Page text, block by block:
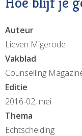
Auteur
Lieven Migerode
Vakblad
Counselling
Editie
2016-02, mei
Thema
Echtscheiding